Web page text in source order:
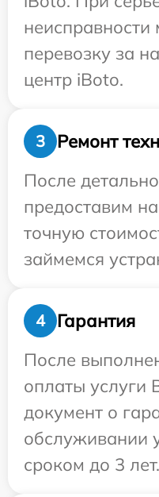
перевозку за
центр iBoto.
3
Ремонт
После
предоставим
точную
займемся
4
Гарантия
После
оплаты услуги
документ о
обслуживании
сроком до 3 лет.